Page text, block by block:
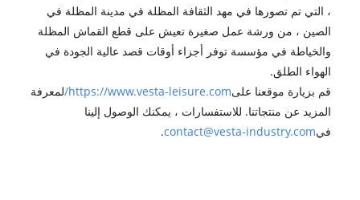
، التي تم تصورها في مهد الثقافة المظلة في مدينة المظلة في
الصين ، من ورشة عمل صغيرة تعيش على قطع القماش المظلة
والخياطة في مؤسسة توفر أجزاء أوقات قصد عالية الجودة في
الهواء الطلق.
قم بزيارة موقعنا علىhttps://www.vesta-leisure.com/ لمعرفة
المزيد عن منتجاتنا. للاستفسارات ، يمكنك الوصول إلينا
فيcontact@vesta-industry.com
.